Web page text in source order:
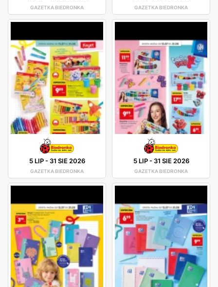
GAZETKA BIEDRONKA GAZETKA BIEDRONKA
5 LIP- 31 SIE 2026
GAZETKA BIEDRONKA
5 LIP- 31 SIE 2026
GAZETKA BIEDRONKA